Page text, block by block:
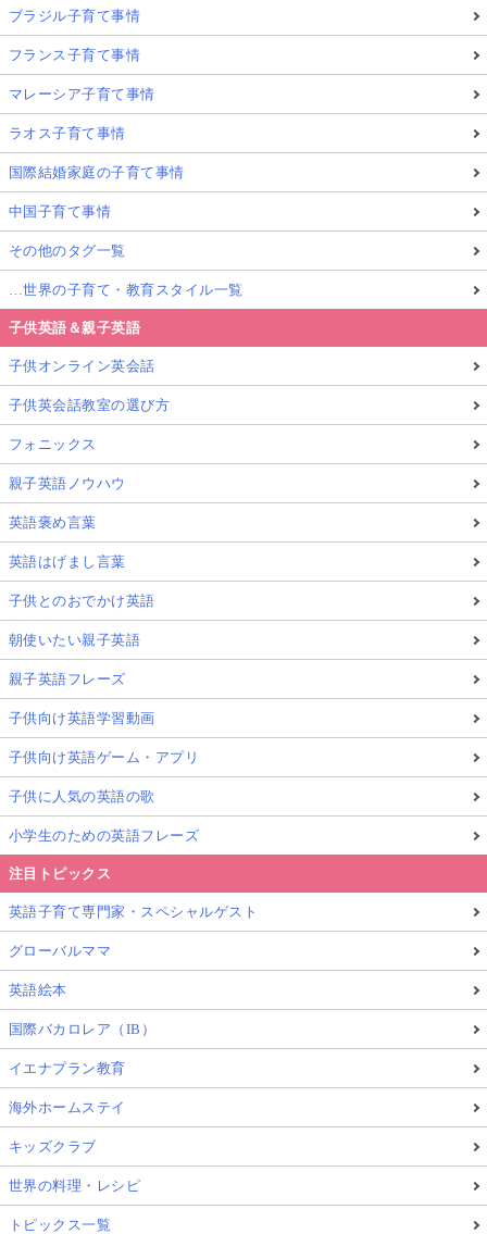
ブラジル子育て事情
フランス子育て事情
マレーシア子育て事情
ラオス子育て事情
国際結婚家庭の子育て事情
中国子育て事情
その他のタグ一覧
…世界の子育て・教育スタイル一覧
子供英語＆親子英語
子供オンライン英会話
子供英会話教室の選び方
フォニックス
親子英語ノウハウ
英語褒め言葉
英語はげまし言葉
子供とのおでかけ英語
朝使いたい親子英語
親子英語フレーズ
子供向け英語学習動画
子供向け英語ゲーム・アプリ
子供に人気の英語の歌
小学生のための英語フレーズ
注目トピックス
英語子育て専門家・スペシャルゲスト
グローバルママ
英語絵本
国際バカロレア（IB）
イエナプラン教育
海外ホームステイ
キッズクラブ
世界の料理・レシピ
トピックス一覧